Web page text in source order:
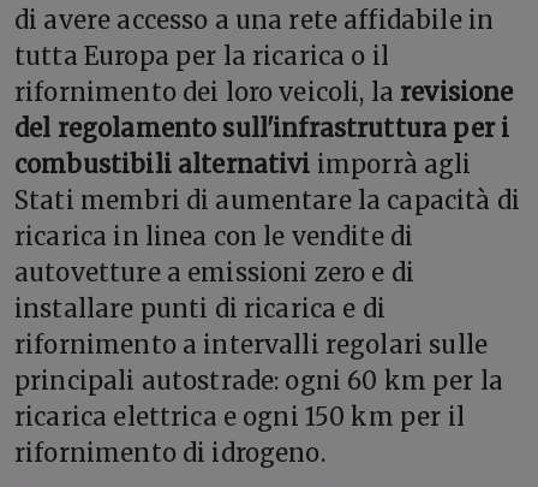
di avere accesso a una rete affidabile in
tutta Europa per la ricarica o il
rifornimento dei loro veicoli, la revisione
del regolamento sull'infrastruttura per i
combustibili alternativi imporrà agli
Stati membri di aumentare la capacità di
ricarica in linea con le vendite di
autovetture a emissioni zero e di
installare punti di ricarica e di
rifornimento a intervalli regolari sulle
principali autostrade: ogni 60 km per la
ricarica elettrica e ogni 150 km per il
rifornimento di idrogeno.